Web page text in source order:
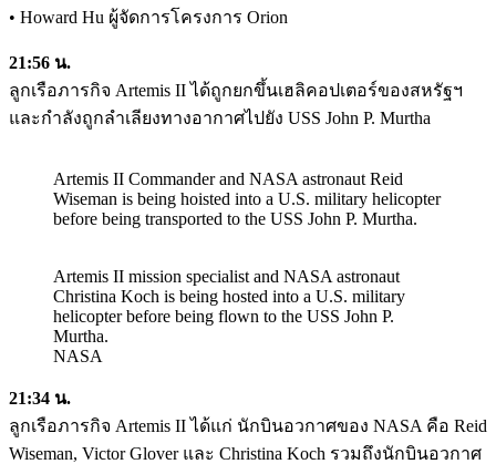
• Howard Hu ผู้จัดการโครงการ Orion
21:56 น.
ลูกเรือภารกิจ Artemis II ได้ถูกยกขึ้นเฮลิคอปเตอร์ของสหรัฐฯ
และกำลังถูกลำเลียงทางอากาศไปยัง USS John P. Murtha
Artemis II Commander and NASA astronaut Reid
Wiseman is being hoisted into a U.S. military helicopter
before being transported to the USS John P. Murtha.
Artemis II mission specialist and NASA astronaut
Christina Koch is being hosted into a U.S. military
helicopter before being flown to the USS John P.
Murtha.
NASA
21:34 น.
ลูกเรือภารกิจ Artemis II ได้แก่ นักบินอวกาศของ NASA คือ Reid
Wiseman, Victor Glover และ Christina Koch รวมถึงนักบินอวกาศ